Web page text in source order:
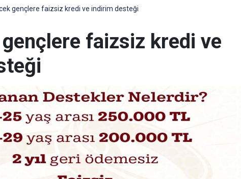
gençlere faizsiz kredi ve indirim desteği
faizsiz kredi ve